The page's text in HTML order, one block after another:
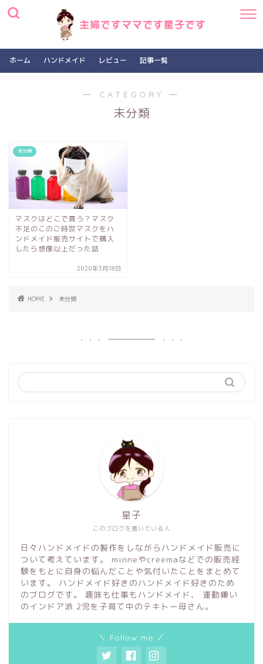
ホーム ハンドメイド レビュー 記事一覧
― CATEGORY ―
未分類
未分類
マスクはどこで買う？マスク
不足のこのご時世マスクをハ
ンドメイド販売サイトで購入
したら想像以上だった話
2020年3月18日
HOME 未分類
このブログを書いている人
星子
日々ハンドメイドの製作をしながらハンドメイド販売に
ついて考えています。 minneやcreemaなどでの販売経
験をもとに自身の悩んだことや気付いたことをまとめて
います。 ハンドメイド好きのハンドメイド好きのため
のブログです。 趣味も仕事もハンドメイド、 運動嫌い
のインドア派 2児を子育て中のテキトー母さん。
＼ Follow me ／